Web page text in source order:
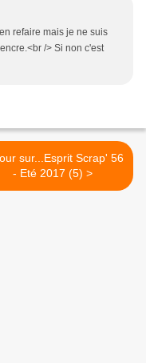
refaire mais je ne suis
/> Si non c'est
sur...Esprit Scrap' 56
- Eté 2017 (5) >